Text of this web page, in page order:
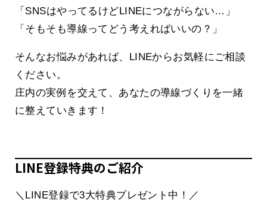
「SNSはやってるけどLINEにつながらない…」
「そもそも導線ってどう考えればいいの？」
そんなお悩みがあれば、LINEからお気軽にご相談
ください。
庄内の実例を交えて、あなたの導線づくりを一緒
に整えていきます！
LINE登録特典のご紹介
＼LINE登録で3大特典プレゼント中！／